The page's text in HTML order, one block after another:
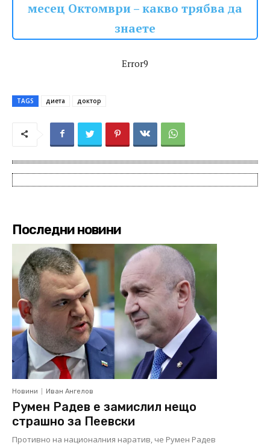
месец Октомври – какво трябва да
знаете
Error9
TAGS диета доктор
Последни новини
Новини Иван Ангелов
Румен Радев е замислил нещо
страшно за Пеевски
Противно на националния наратив, че Румен Радев